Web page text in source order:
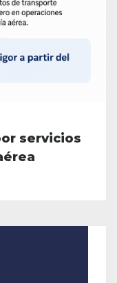
servicios